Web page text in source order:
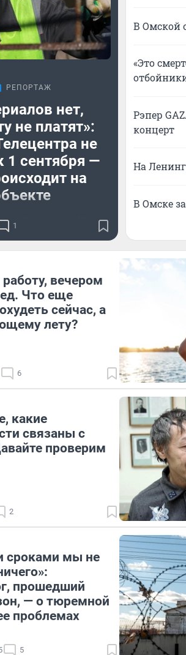
РЕПОРТАЖ
нет,
не платят»:
не
1 сентября —
на
моста 30 лет
ВЛКСМ
1
В Омской
«Это
Рэпер
концерт
На
В Омске
вечером
Что еще
сейчас, а
лету?
6
какие
связаны с
проверим
2
сроками мы не
прошедший
— о тюремной
проблемах
5